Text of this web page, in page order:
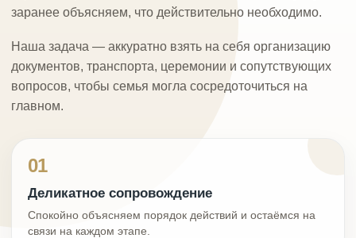
заранее объясняем, что действительно необходимо.
Наша задача — аккуратно взять на себя организацию
документов, транспорта, церемонии и сопутствующих
вопросов, чтобы семья могла сосредоточиться на
главном.
01
Деликатное сопровождение
Спокойно объясняем порядок действий и остаёмся на
связи на каждом этапе.